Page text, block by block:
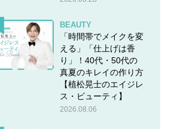
BEAUTY
「時間帯でメイクを変
える」「仕上げは香
り」！40代・50代の
真夏のキレイの作り方
【植松晃士のエイジレ
ス・ビューティ】
2026.08.06